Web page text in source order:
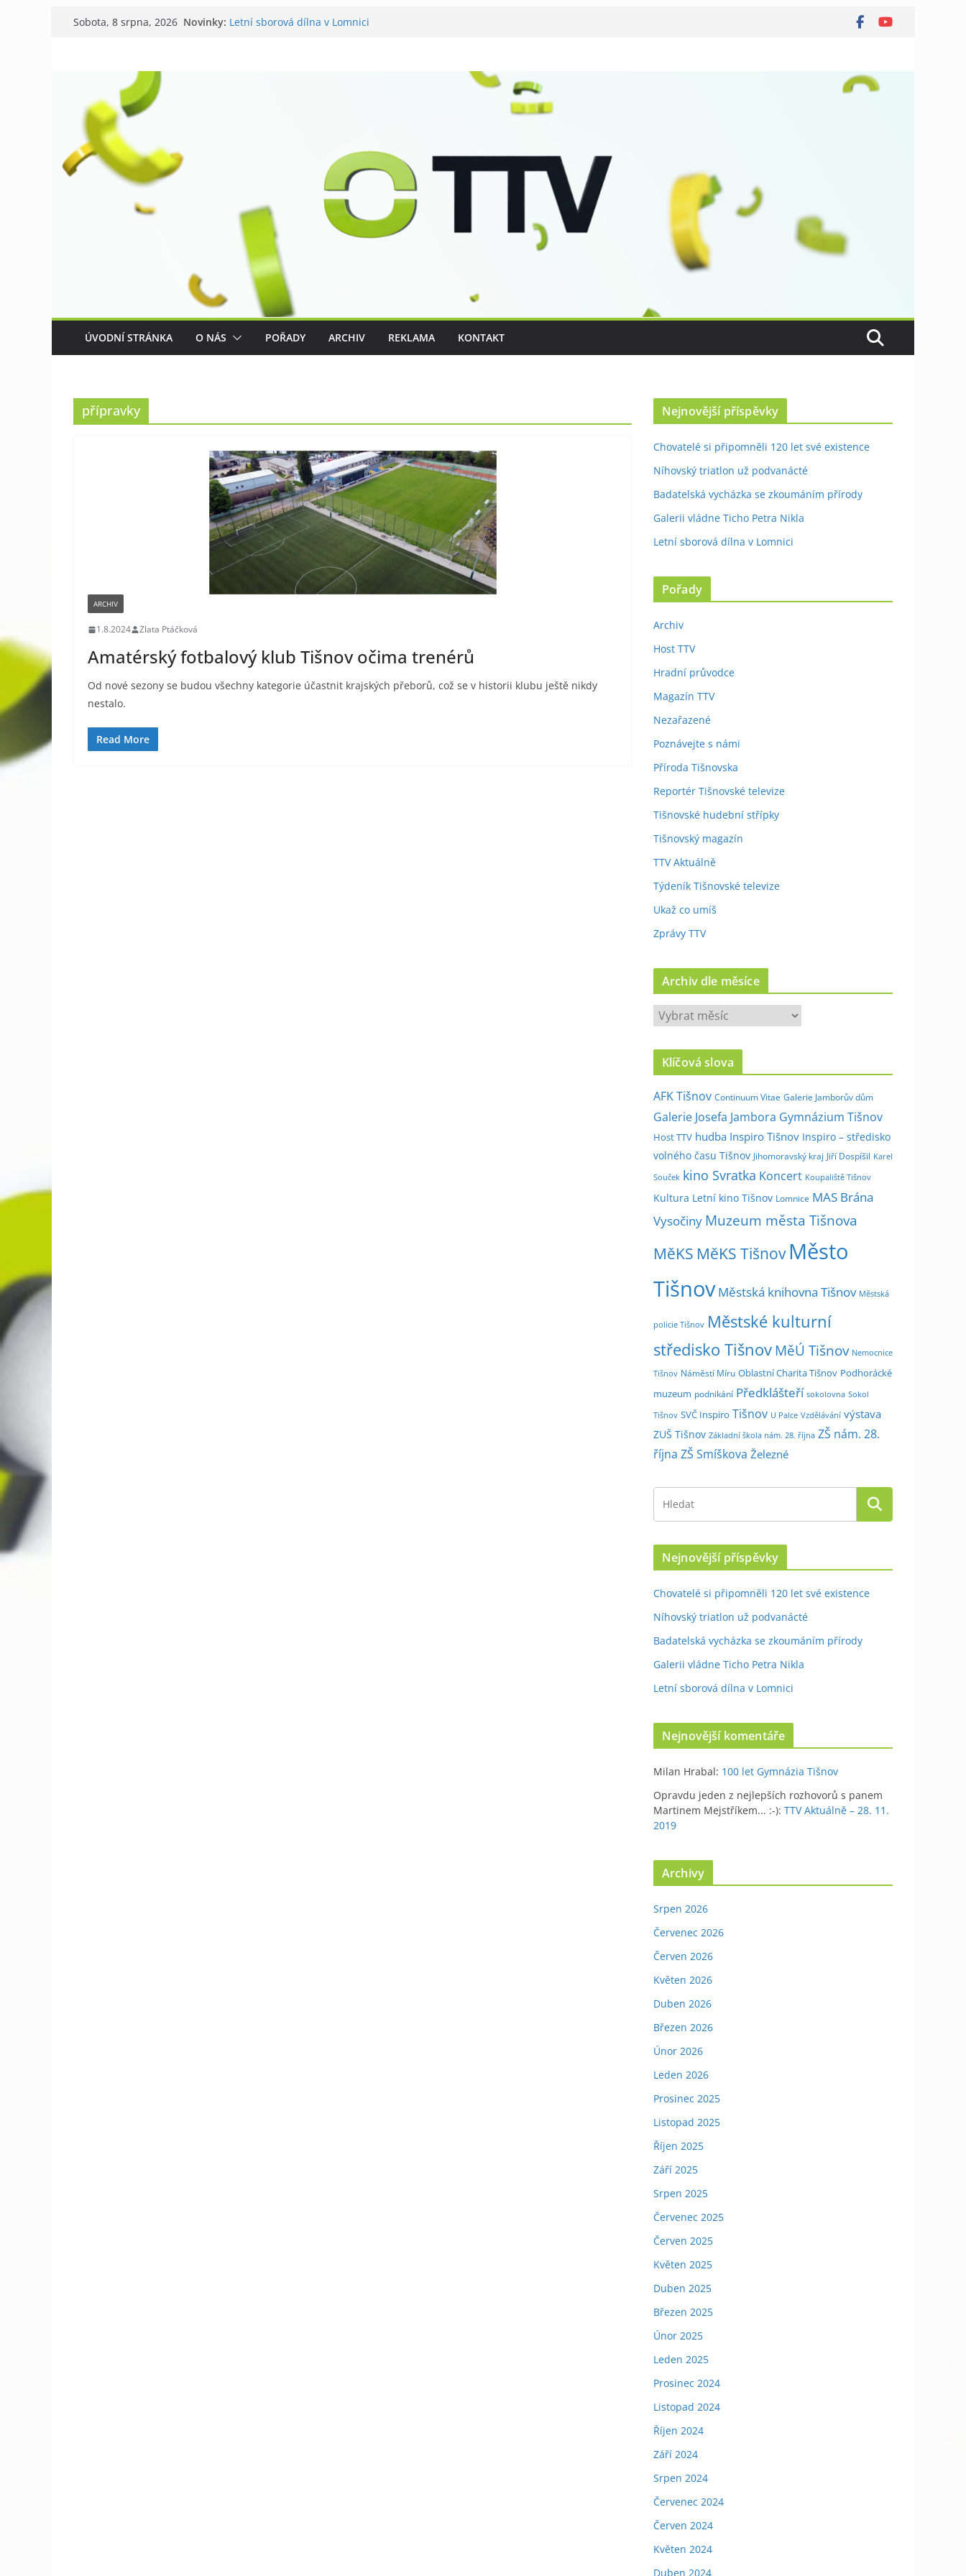
Přeskočit
Sobota, 8 srpna, 2026 Novinky: Letní sborová dílna v Lomnici
ÚVODNÍ STRÁNKA O NÁS POŘADY ARCHIV REKLAMA KONTAKT
přípravky
ARCHIV
1.8.2024 Zlata Ptáčková
Amatérský fotbalový klub Tišnov očima trenérů
Od nové sezony se budou všechny kategorie účastnit krajských přeborů, což se v historii klubu ještě nikdy
nestalo.
Read More
Nejnovější příspěvky
Chovatelé si připomněli 120 let své existence
Níhovský triatlon už podvanácté
Badatelská vycházka se zkoumáním přírody
Galerii vládne Ticho Petra Nikla
Letní sborová dílna v Lomnici
Pořady
Archiv
Host TTV
Hradní průvodce
Magazín TTV
Nezařazené
Poznávejte s námi
Příroda Tišnovska
Reportér Tišnovské televize
Tišnovské hudební střípky
Tišnovský magazín
TTV Aktuálně
Týdeník Tišnovské televize
Ukaž co umíš
Zprávy TTV
Archiv dle měsíce
A
c
v
d
l
e
m
ě
c
Klíčová slova
AFK Tišnov Continuum Vitae Galerie Jamborův dům
Galerie Josefa Jambora Gymnázium Tišnov
Host TTV hudba Inspiro Tišnov Inspiro – středisko
volného času Tišnov Jihomoravský kraj Jiří Dospíšil Karel
Souček kino Svratka Koncert Koupaliště Tišnov
Kultura Letní kino Tišnov Lomnice MAS Brána
Vysočiny Muzeum města Tišnova
MěKS MěKS Tišnov Město
Tišnov Městská knihovna Tišnov Městská
policie Tišnov Městské kulturní
středisko Tišnov MěÚ Tišnov Nemocnice
Tišnov Náměstí Míru Oblastní Charita Tišnov Podhorácké
muzeum podnikání Předklášteří sokolovna Sokol
Tišnov SVČ Inspiro Tišnov U Palce Vzdělávání výstava
ZUŠ Tišnov Základní škola nám. 28. října ZŠ nám. 28.
října ZŠ Smíškova Železné
Nejnovější příspěvky
Chovatelé si připomněli 120 let své existence
Níhovský triatlon už podvanácté
Badatelská vycházka se zkoumáním přírody
Galerii vládne Ticho Petra Nikla
Letní sborová dílna v Lomnici
Nejnovější komentáře
Milan Hrabal: 100 let Gymnázia Tišnov
Opravdu jeden z nejlepších rozhovorů s panem
Martinem Mejstříkem... :-): TTV Aktuálně – 28. 11.
2019
Archivy
Srpen 2026
Červenec 2026
Červen 2026
Květen 2026
Duben 2026
Březen 2026
Únor 2026
Leden 2026
Prosinec 2025
Listopad 2025
Říjen 2025
Září 2025
Srpen 2025
Červenec 2025
Červen 2025
Květen 2025
Duben 2025
Březen 2025
Únor 2025
Leden 2025
Prosinec 2024
Listopad 2024
Říjen 2024
Září 2024
Srpen 2024
Červenec 2024
Červen 2024
Květen 2024
Duben 2024